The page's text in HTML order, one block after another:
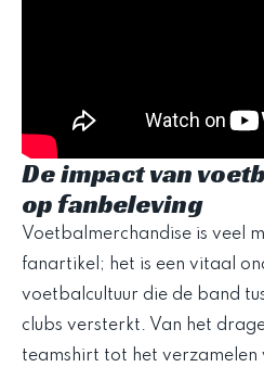
De impact van
op fanbeleving
Voetbalmerchandise is veel
fanartikel; het is een vitaal
voetbalcultuur die de band
clubs versterkt. Van het
teamshirt tot het verzamelen